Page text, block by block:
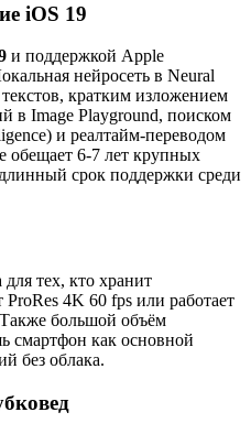
iOS 19
и поддержкой Apple
нейросеть в Neural
кратким изложением
в Image Playground, поиском
и реалтайм-переводом
обещает 6-7 лет крупных
срок поддержки среди
тех, кто хранит
4K 60 fps или работает
большой объём
смартфон как основной
без облака.